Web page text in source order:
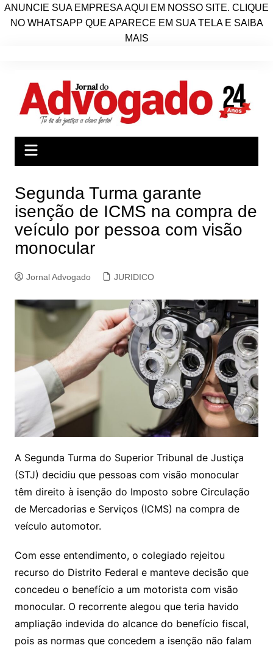
ANUNCIE SUA EMPRESA AQUI EM NOSSO SITE. CLIQUE
NO WHATSAPP QUE APARECE EM SUA TELA E SAIBA
MAIS
conteúdo
Segunda Turma garante
isenção de ICMS na compra de
veículo por pessoa com visão
monocular
Jornal Advogado JURIDICO
​A Segunda Turma do Superior Tribunal de Justiça
(STJ) decidiu que pessoas com visão monocular
têm direito à isenção do Imposto sobre Circulação
de Mercadorias e Serviços (ICMS) na compra de
veículo automotor.
Com esse entendimento, o colegiado rejeitou
recurso do Distrito Federal e manteve decisão que
concedeu o benefício a um motorista com visão
monocular. O recorrente alegou que teria havido
ampliação indevida do alcance do benefício fiscal,
pois as normas que concedem a isenção não falam